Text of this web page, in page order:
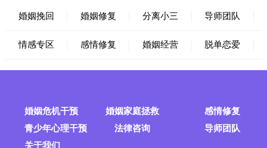
婚姻挽回 婚姻修复 分离小三 导师团队
情感专区 感情修复 婚姻经营 脱单恋爱
婚姻危机干预 婚姻家庭拯救
感情修复
青少年心理干预
法律咨询
导师团队
关于我们